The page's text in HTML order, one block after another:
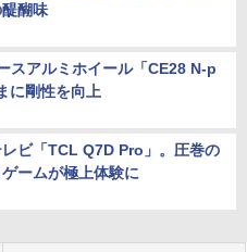
醐味
スアルミホイール「CE28 N-p
に剛性を向上
ビ「TCL Q7D Pro」。圧巻の
ームが極上体験に